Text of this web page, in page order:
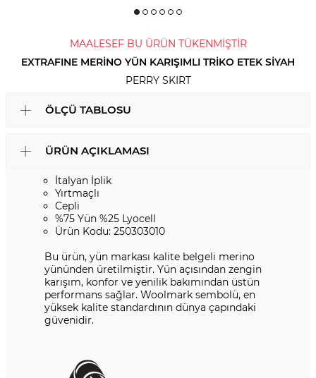
MAALESEF BU ÜRÜN TÜKENMİŞTİR
EXTRAFINE MERINO YÜN KARIŞIMLI TRIKO ETEK SIYAH
PERRY SKIRT
ÖLÇÜ TABLOSU
ÜRÜN AÇIKLAMASI
İtalyan İplik
Yırtmaçlı
Cepli
%75 Yün %25 Lyocell
Ürün Kodu: 250303010
Bu ürün, yün markası kalite belgeli merino
yününden üretilmiştir. Yün açısından zengin
karışım, konfor ve yenilik bakımından üstün
performans sağlar. Woolmark sembolü, en
yüksek kalite standardının dünya çapındaki
güvenidir.